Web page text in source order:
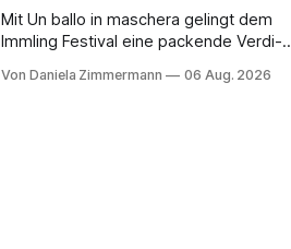
Mit Un ballo in maschera gelingt dem
Immling Festival eine packende Verdi-
Wirklichkeit. Verena von Kerssenbrock
Von Daniela Zimmermann 06 Aug. 2026